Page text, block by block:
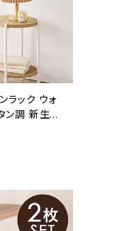
ラック ウォ
ン調 新生活